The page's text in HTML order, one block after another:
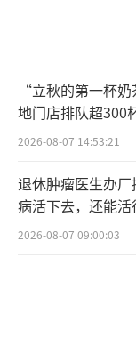
“立秋的第一杯
地门店排队超300
2026-08-07 14:53:21
退休肿瘤医生办
病活下去，还能
2026-08-07 09:00:03